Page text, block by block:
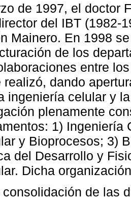
de 1997, el doctor
del IBT (1982-
Mainero. En 1998
de los
entre
realizó, dando
ingeniería celular y
plenamente
1) Ingeniería
y Bioprocesos; 3)
del Desarrollo y
Dicha
de las